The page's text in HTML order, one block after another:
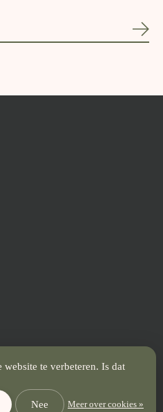
3094te verbeteren. Is dat
Nee Meer over cookies »